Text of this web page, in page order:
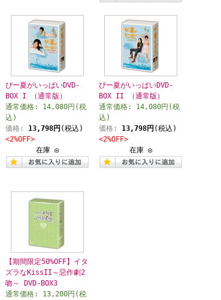
ぴー夏がいっぱいDVD-
BOX I （通常版）
通常価格: 14,080円(税
込)
価格: 13,798円 (税込)
<2%OFF>
在庫 ◎
ぴー夏がいっぱいDVD-
BOX II （通常版）
通常価格: 14,080円(税
込)
価格: 13,798円 (税込)
<2%OFF>
在庫 ◎
【期間限定50%OFF】イタ
ズラなKissII～惡作劇2
吻～ DVD-BOX3
通常価格: 13,200円(税